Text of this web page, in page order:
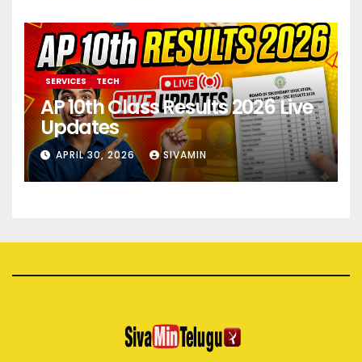
SERVICES TECH
AP 10th Class Results 2026 Live
Updates
APRIL 30, 2026 SIVAMIN